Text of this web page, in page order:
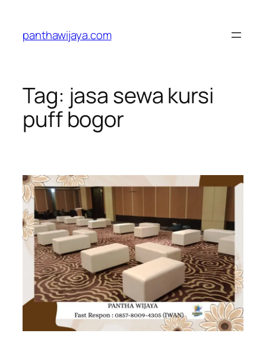
konten
panthawijaya.com
Tag: jasa sewa kursi
puff bogor